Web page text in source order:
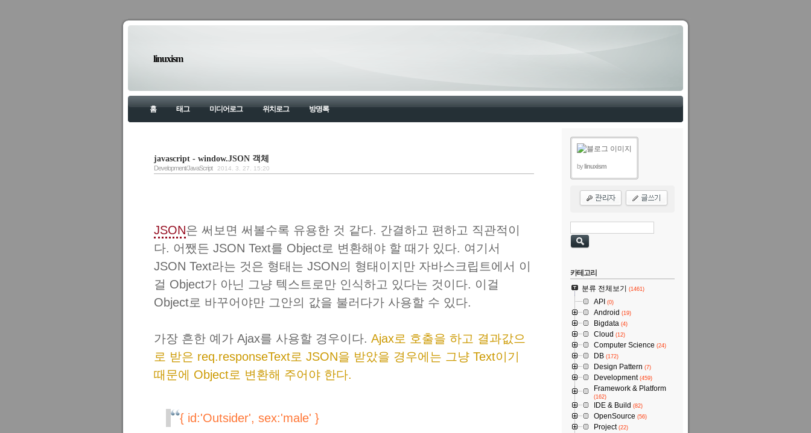
linuxism
홈 태그 미디어로그 위치로그 방명록
javascript - window.JSON 객체
Development/JavaScript 2014. 3. 27. 15:20
JSON은 써보면 써볼수록 유용한 것 같다. 간결하고 편하고 직관적이
다. 어쨌든 JSON Text를 Object로 변환해야 할 때가 있다. 여기서
JSON Text라는 것은 형태는 JSON의 형태이지만 자바스크립트에서 이
걸 Object가 아닌 그냥 텍스트로만 인식하고 있다는 것이다. 이걸
Object로 바꾸어야만 그안의 값을 불러다가 사용할 수 있다.
가장 흔한 예가 Ajax를 사용할 경우이다. Ajax로 호출을 하고 결과값으
로 받은 req.responseText로 JSON을 받았을 경우에는 그냥 Text이기
때문에 Object로 변환해 주어야 한다.
{ id:'Outsider', sex:'male' }
bylinuxism
카테고리
분류 전체보기
(1461)
API (0)
Android (19)
Bigdata (4)
Cloud (12)
Computer Science (24)
DB (172)
Design Pattern (7)
Development(459)
Framework & Platform
(162)
IDE & Build (82)
OpenSource (56)
Project(22)